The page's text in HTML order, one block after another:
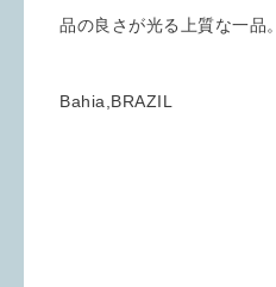
品の良さが光る上質な一品。
Bahia,BRAZIL